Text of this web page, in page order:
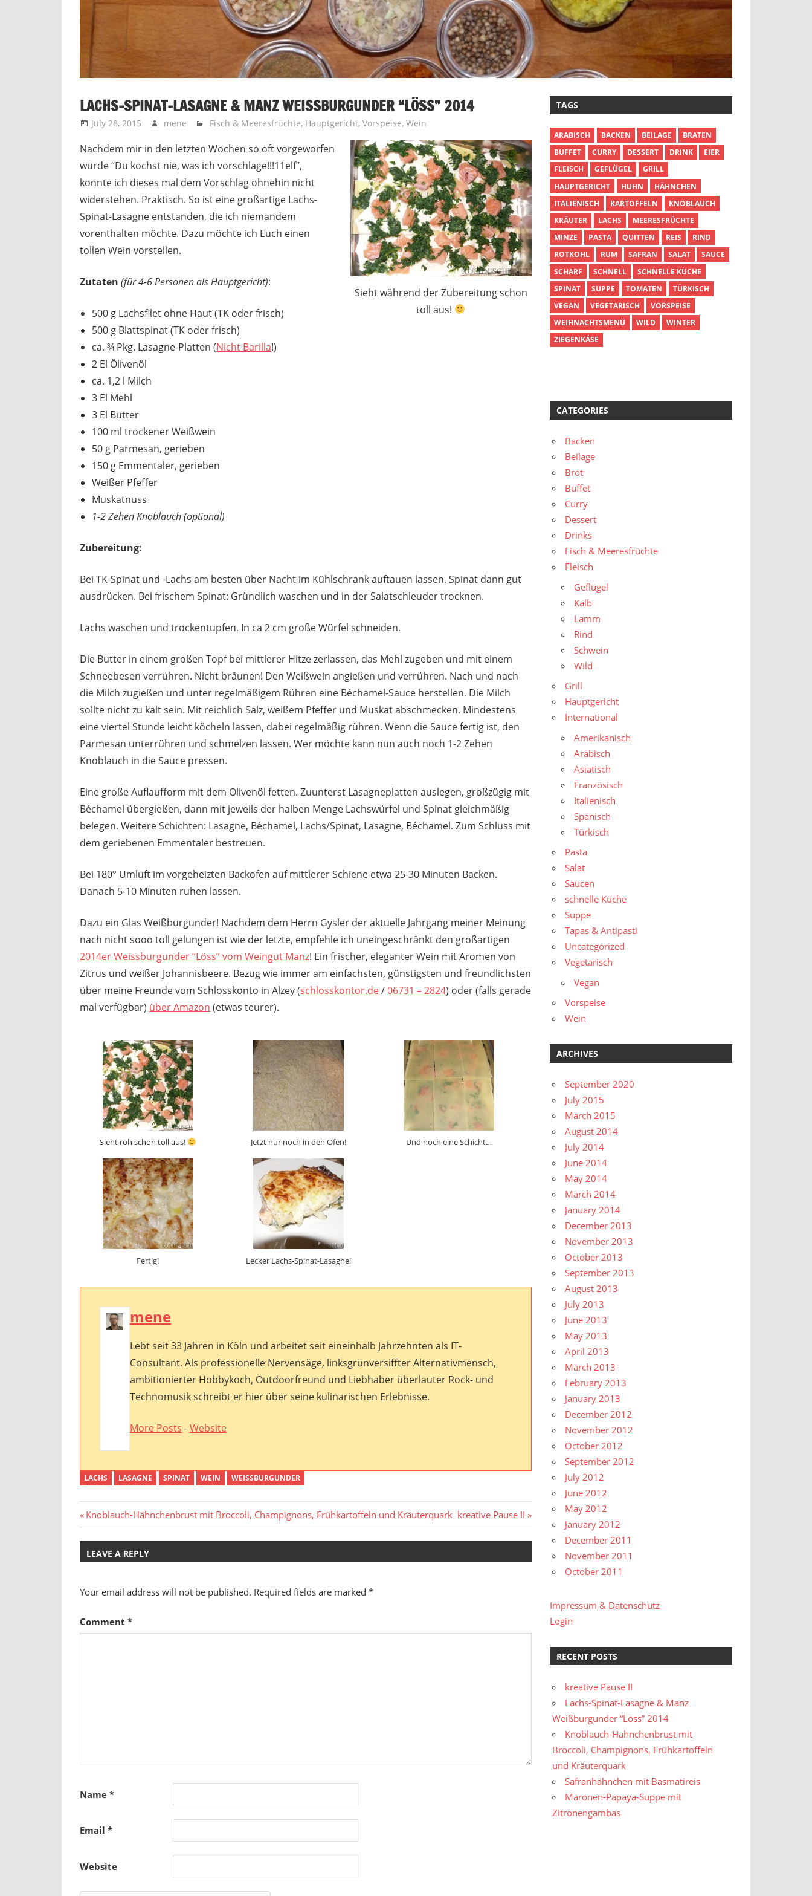
LACHS-SPINAT-LASAGNE & MANZ WEISSBURGUNDER “LÖSS” 2014
July 28, 2015 mene Fisch & Meeresfrüchte, Hauptgericht, Vorspeise, Wein
Sieht während der Zubereitung schon
toll aus!
Nachdem mir in den letzten Wochen so oft vorgeworfen
wurde “Du kochst nie, was ich vorschlage!!!11elf”,
konnte ich dieses mal dem Vorschlag ohnehin nicht
widerstehen. Praktisch. So ist eine großartige Lachs-
Spinat-Lasagne entstanden, die ich niemandem
vorenthalten möchte. Dazu möchte ich Euch einen
tollen Wein vorstellen.
Zutaten (für 4-6 Personen als Hauptgericht):
500 g Lachsfilet ohne Haut (TK oder frisch)
500 g Blattspinat (TK oder frisch)
ca. ¾ Pkg. Lasagne-Platten (Nicht Barilla!)
2 El Ölivenöl
ca. 1,2 l Milch
3 El Mehl
3 El Butter
100 ml trockener Weißwein
50 g Parmesan, gerieben
150 g Emmentaler, gerieben
Weißer Pfeffer
Muskatnuss
1-2 Zehen Knoblauch (optional)
Zubereitung:
Bei TK-Spinat und -Lachs am besten über Nacht im Kühlschrank auftauen lassen. Spinat dann gut
ausdrücken. Bei frischem Spinat: Gründlich waschen und in der Salatschleuder trocknen.
Lachs waschen und trockentupfen. In ca 2 cm große Würfel schneiden.
Die Butter in einem großen Topf bei mittlerer Hitze zerlassen, das Mehl zugeben und mit einem
Schneebesen verrühren. Nicht bräunen! Den Weißwein angießen und verrühren. Nach und nach
die Milch zugießen und unter regelmäßigem Rühren eine Béchamel-Sauce herstellen. Die Milch
sollte nicht zu kalt sein. Mit reichlich Salz, weißem Pfeffer und Muskat abschmecken. Mindestens
eine viertel Stunde leicht köcheln lassen, dabei regelmäßig rühren. Wenn die Sauce fertig ist, den
Parmesan unterrühren und schmelzen lassen. Wer möchte kann nun auch noch 1-2 Zehen
Knoblauch in die Sauce pressen.
Eine große Auflaufform mit dem Olivenöl fetten. Zuunterst Lasagneplatten auslegen, großzügig mit
Béchamel übergießen, dann mit jeweils der halben Menge Lachswürfel und Spinat gleichmäßig
belegen. Weitere Schichten: Lasagne, Béchamel, Lachs/Spinat, Lasagne, Béchamel. Zum Schluss mit
dem geriebenen Emmentaler bestreuen.
Bei 180° Umluft im vorgeheizten Backofen auf mittlerer Schiene etwa 25-30 Minuten Backen.
Danach 5-10 Minuten ruhen lassen.
Dazu ein Glas Weißburgunder! Nachdem dem Herrn Gysler der aktuelle Jahrgang meiner Meinung
nach nicht sooo toll gelungen ist wie der letzte, empfehle ich uneingeschränkt den großartigen
2014er Weissburgunder “Löss” vom Weingut Manz! Ein frischer, eleganter Wein mit Aromen von
Zitrus und weißer Johannisbeere. Bezug wie immer am einfachsten, günstigsten und freundlichsten
über meine Freunde vom Schlosskonto in Alzey (schlosskontor.de/06731 – 2824) oder (falls gerade
mal verfügbar) über Amazon (etwas teurer).
Sieht roh schon toll aus! Jetzt nur noch in den Ofen! Und noch eine Schicht…
Fertig! Lecker Lachs-Spinat-Lasagne!
mene
Lebt seit 33 Jahren in Köln und arbeitet seit eineinhalb Jahrzehnten als IT-
Consultant. Als professionelle Nervensäge, linksgrünversiffter Alternativmensch,
ambitionierter Hobbykoch, Outdoorfreund und Liebhaber überlauter Rock- und
Technomusik schreibt er hier über seine kulinarischen Erlebnisse.
More Posts -Website
LACHS LASAGNE SPINAT WEIN WEISSBURGUNDER
Post
navigation
Previous
Post:
Knoblauch-Hähnchenbrust mit Broccoli, Champignons, Frühkartoffeln und Kräuterquark Next
Post:
kreative Pause II
LEAVE A REPLY
Your email address will not be published. Required fields are marked *
Comment *
Name *
Email *
Website
TAGS
ARABISCH BACKEN BEILAGE
BRATEN
BUFFET
CURRY DESSERT DRINK
EIER
FLEISCH
GEFLÜGEL
GRILL
HAUPTGERICHT
HUHN
HÄHNCHEN
ITALIENISCH
KARTOFFELN
KNOBLAUCH
KRÄUTER
LACHS
MEERESFRÜCHTE
MINZE
PASTA QUITTEN REIS
RIND
ROTKOHL
RUM SAFRAN SALAT
SAUCE
SCHARF
SCHNELL
SCHNELLE KÜCHE
SPINAT
SUPPE TOMATEN
TÜRKISCH
VEGAN
VEGETARISCH
VORSPEISE
WEIHNACHTSMENÜ
WILD
WINTER
ZIEGENKÄSE
CATEGORIES
Backen
Beilage
Brot
Buffet
Curry
Dessert
Drinks
Fisch & Meeresfrüchte
Fleisch
Geflügel
Kalb
Lamm
Rind
Schwein
Wild
Grill
Hauptgericht
International
Amerikanisch
Arabisch
Asiatisch
Französisch
Italienisch
Spanisch
Türkisch
Pasta
Salat
Saucen
schnelle Küche
Suppe
Tapas & Antipasti
Uncategorized
Vegetarisch
Vegan
Vorspeise
Wein
ARCHIVES
September 2020
July 2015
March 2015
August 2014
July 2014
June 2014
May 2014
March 2014
January 2014
December 2013
November 2013
October 2013
September 2013
August 2013
July 2013
June 2013
May 2013
April 2013
March 2013
February 2013
January 2013
December 2012
November 2012
October 2012
September 2012
July 2012
June 2012
May 2012
January 2012
December 2011
November 2011
October 2011
Impressum & Datenschutz
Login
RECENT POSTS
kreative Pause II
Lachs-Spinat-Lasagne & Manz
Weißburgunder “Löss” 2014
Knoblauch-Hähnchenbrust mit
Broccoli, Champignons, Frühkartoffeln
und Kräuterquark
Safranhähnchen mit Basmatireis
Maronen-Papaya-Suppe mit
Zitronengambas